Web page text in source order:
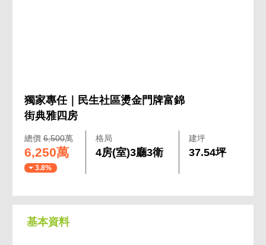
獨家專任｜民生社區燙金門牌富錦
街典雅四房
總價6,500萬
6,250萬
3.8%
格局
4房(室)3廳3衛
建坪
37.54坪
基本資料